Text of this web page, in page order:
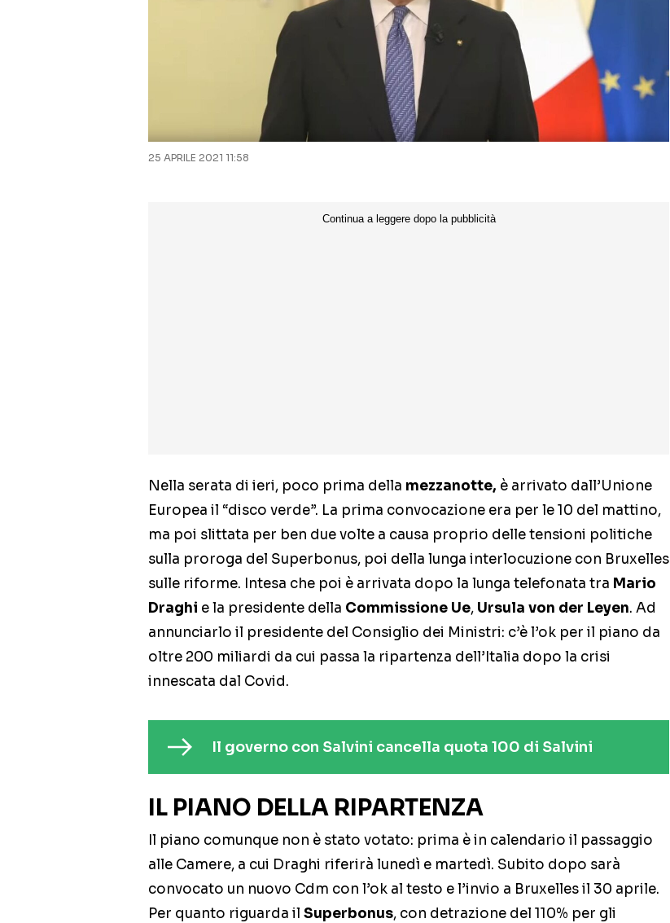
25 APRILE 2021 11:58
Nella serata di ieri, poco prima della mezzanotte, è arrivato dall’Unione
Europea il “disco verde”. La prima convocazione era per le 10 del mattino,
ma poi slittata per ben due volte a causa proprio delle tensioni politiche
sulla proroga del Superbonus, poi della lunga interlocuzione con Bruxelles
sulle riforme. Intesa che poi è arrivata dopo la lunga telefonata tra Mario
Draghi e la presidente della Commissione Ue, Ursula von der Leyen. Ad
annunciarlo il presidente del Consiglio dei Ministri: c’è l’ok per il piano da
oltre 200 miliardi da cui passa la ripartenza dell’Italia dopo la crisi
innescata dal Covid.
Il governo con Salvini cancella quota 100 di Salvini
IL PIANO DELLA RIPARTENZA
Il piano comunque non è stato votato: prima è in calendario il passaggio
alle Camere, a cui Draghi riferirà lunedì e martedì. Subito dopo sarà
convocato un nuovo Cdm con l’ok al testo e l’invio a Bruxelles il 30 aprile.
Per quanto riguarda il Superbonus, con detrazione del 110% per gli